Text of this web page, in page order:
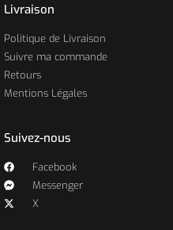
Livraison
Politique de Livraison
Suivre ma commande
Retours
Mentions Légales
Suivez-nous
Facebook
Messenger
X